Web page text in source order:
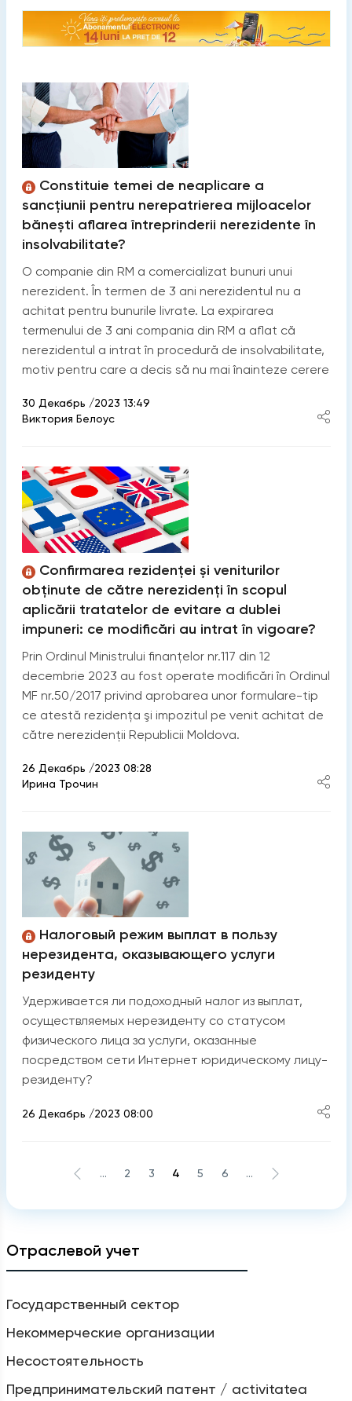
Отраслевой учет
Государственный сектор
Некоммерческие организации
Несостоятельность
Предпринимательский патент / activitatea
Constituie temei de neaplicare a
sancțiunii pentru nerepatrierea mijloacelor
bănești aflarea întreprinderii nerezidente în
insolvabilitate?
O companie din RM a comercializat bunuri unui
nerezident. În termen de 3 ani nerezidentul nu a
achitat pentru bunurile livrate. La expirarea
termenului de 3 ani compania din RM a aflat că
nerezidentul a intrat în procedură de insolvabilitate,
motiv pentru care a decis să nu mai înainteze cerere
30 Декабрь /2023 13:49
Виктория Белоус
Confirmarea rezidenței și veniturilor
obținute de către nerezidenți în scopul
aplicării tratatelor de evitare a dublei
impuneri: ce modificări au intrat în vigoare?
Prin Ordinul Ministrului finanțelor nr.117 din 12
decembrie 2023 au fost operate modificări în Ordinul
MF nr.50/2017 privind aprobarea unor formulare-tip
ce atestă rezidenţa şi impozitul pe venit achitat de
către nerezidenţii Republicii Moldova.
26 Декабрь /2023 08:28
Ирина Трочин
Налоговый режим выплат в пользу
нерезидента, оказывающего услуги
резиденту
Удерживается ли подоходный налог из выплат,
осуществляемых нерезиденту со статусом
физического лица за услуги, оказанные
посредством сети Интернет юридическому лицу-
резиденту?
26 Декабрь /2023 08:00
... 2 3 4 5 6 ...